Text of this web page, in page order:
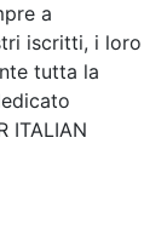
a
iscritti, i loro
tutta la
ITALIAN